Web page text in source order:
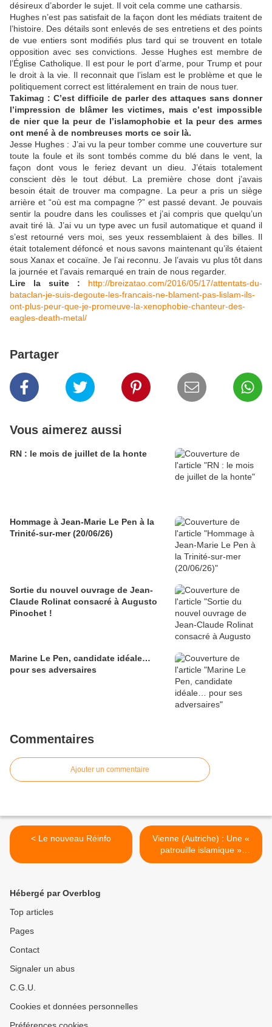
désireux d’aborder le sujet. Il voit cela comme une catharsis.
Hughes n’est pas satisfait de la façon dont les médiats traitent de
l’histoire. Des détails sont enlevés de ses entretiens et des points
de vue entiers sont modifiés plus tard qui se trouvent en totale
opposition avec ses convictions. Jesse Hughes est membre de
l’Église Catholique. Il est pour le port d’arme, pour Trump et pour
le droit à la vie. Il reconnait que l’islam est le problème et que le
politiquement correct est littéralement en train de nous tuer.
Takimag : C’est difficile de parler des attaques sans donner
l’impression de blâmer les victimes, mais c’est impossible
de nier que la peur de l’islamophobie et la peur des armes
ont mené à de nombreuses morts ce soir là.
Jesse Hughes : J’ai vu la peur tomber comme une couverture sur
toute la foule et ils sont tombés comme du blé dans le vent, la
façon dont vous le feriez devant un dieu. J’étais totalement
conscient dès le tout début. La première chose dont j’avais
besoin était de trouver ma compagne. La peur a pris un siège
arrière et “où est ma compagne ?” est passé devant. Je pouvais
sentir la poudre dans les coulisses et j’ai compris que quelqu’un
avait tiré là. J’ai vu un type avec un fusil automatique et quand il
s’est retourné vers moi, ses yeux ressemblaient à des billes. Il
était totalement défoncé et nous savons maintenant qu’ils étaient
sous Xanax et cocaïne. Je l’ai reconnu. Je l’avais vu plus tôt dans
la journée et l’avais remarqué en train de nous regarder.
Lire la suite :
http://breizatao.com/2016/05/17/attentats-du-
bataclan-je-suis-degoute-les-francais-ne-blament-pas-lislam-ils-
ont-plus-peur-que-je-promeuve-la-xenophobie-chanteur-des-
eagles-death-metal/
Partager
Vous aimerez aussi
RN : le mois de juillet de la honte
Hommage à Jean-Marie Le Pen à la
Trinité-sur-mer (20/06/26)
Sortie du nouvel ouvrage de Jean-
Claude Rolinat consacré à Augusto
Pinochet !
Marine Le Pen, candidate idéale…
pour ses adversaires
Commentaires
Ajouter un commentaire
< Le nouveau Réinfo
Vienne (Autriche) : Une «
patrouille islamique »
lynche un homme tentant
Hébergé par Overblog
Top articles
Pages
Contact
Signaler un abus
C.G.U.
Cookies et données personnelles